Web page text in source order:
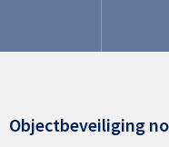
Objectbeveiliging